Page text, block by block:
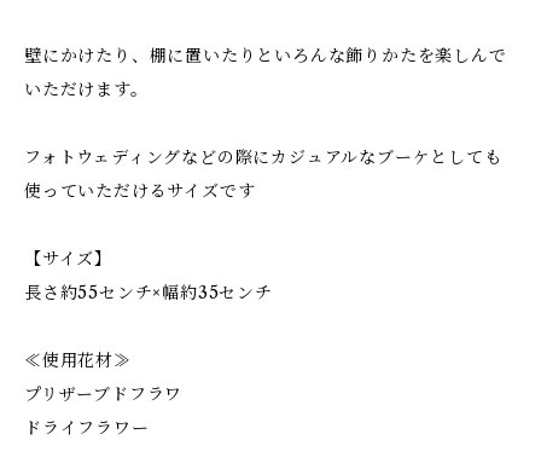
壁にかけたり、棚に置いたりといろんな飾りかたを楽しんで
いただけます。
フォトウェディングなどの際にカジュアルなブーケとしても
使っていただけるサイズです
【サイズ】
長さ約55センチ×幅約35センチ
≪使用花材≫
プリザーブドフラワ
ドライフラワー